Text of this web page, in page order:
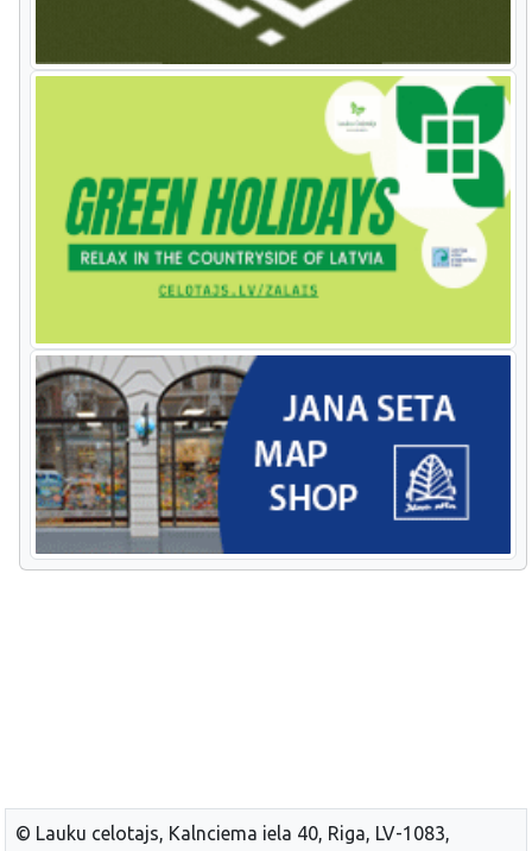
© Lauku celotajs, Kalnciema iela 40, Riga, LV-1083,